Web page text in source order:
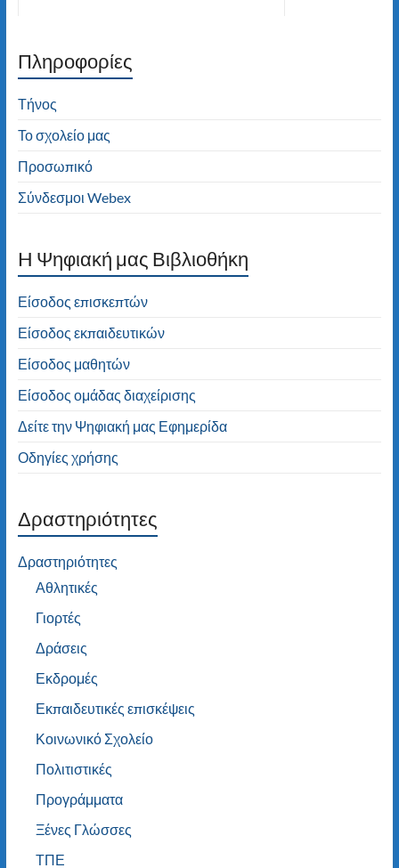
Καλώς ήλθατε στον ιστότοπο του 2ου
Δημοτικού Σχολείου Τήνου! Καλή
Πληροφορίες
Τήνος
Το σχολείο μας
Προσωπικό
Σύνδεσμοι Webex
H Ψηφιακή μας Βιβλιοθήκη
Είσοδος επισκεπτών
Είσοδος εκπαιδευτικών
Είσοδος μαθητών
Είσοδος ομάδας διαχείρισης
Δείτε την Ψηφιακή μας Εφημερίδα
Οδηγίες χρήσης
Δραστηριότητες
Δραστηριότητες
Αθλητικές
Γιορτές
Δράσεις
Εκδρομές
Εκπαιδευτικές επισκέψεις
Κοινωνικό Σχολείο
Πολιτιστικές
Προγράμματα
Ξένες Γλώσσες
ΤΠΕ